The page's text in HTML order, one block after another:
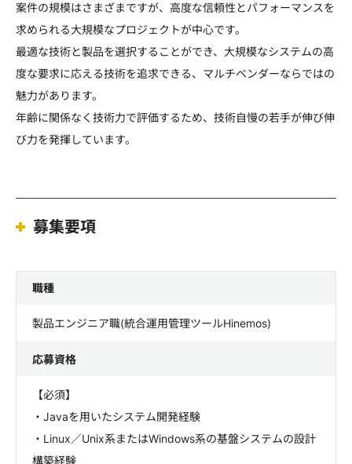
案件の規模はさまざまですが、高度な信頼性とパフォーマンスを
求められる大規模なプロジェクトが中心です。
最適な技術と製品を選択することができ、大規模なシステムの高
度な要求に応える技術を追求できる、マルチベンダーならではの
魅力があります。
年齢に関係なく技術力で評価するため、技術自慢の若手が伸び伸
び力を発揮しています。
募集要項
職種
製品エンジニア職(統合運用管理ツールHinemos)
応募資格
【必須】
・Javaを用いたシステム開発経験
・Linux／Unix系またはWindows系の基盤システムの設計
構築経験